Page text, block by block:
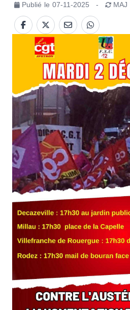
Publié le 07-11-2025 - MAJ